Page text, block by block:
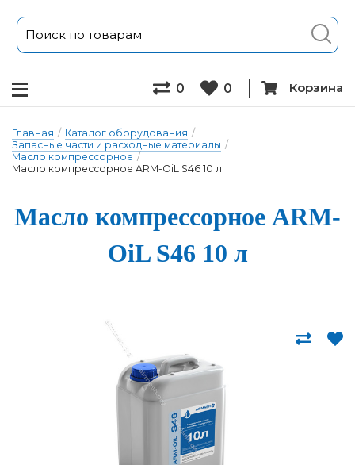
0 0 Корзина
Главная / Каталог оборудования /
Запасные части и расходные материалы /
Масло компрессорное /
Масло компрессорное ARM-OiL S46 10 л
Масло компрес­сорное ARM-
OiL S46 10 л